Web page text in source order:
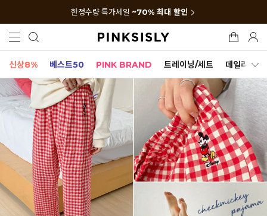
한정수량 특가세일 ~70% 최대 할인
신상8% 베스트50 PINK BRAND 트레이닝/세트 데일리세트